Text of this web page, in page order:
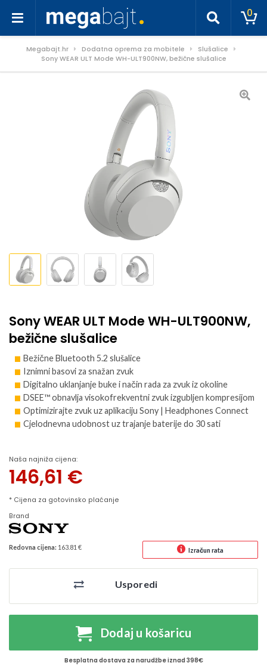
0
Megabajt.hr Dodatna oprema za mobitele
Slušalice
Sony WEAR ULT Mode WH-ULT900NW, bežične slušalice
Sony WEAR ULT Mode WH-ULT900NW,
bežične slušalice
Bežične Bluetooth 5.2 slušalice
Iznimni basovi za snažan zvuk
Digitalno uklanjanje buke i način rada za zvuk iz okoline
DSEE™ obnavlja visokofrekventni zvuk izgubljen kompresijom
Optimizirajte zvuk uz aplikaciju Sony | Headphones Connect
Cjelodnevna udobnost uz trajanje baterije do 30 sati
Naša najniža cijena:
146,61 €
* Cijena za gotovinsko plaćanje
Brand
Redovna cijena: 163.81 € Izračun rata
Usporedi
Dodaj u košaricu
Besplatna dostava za narudžbe iznad 398€